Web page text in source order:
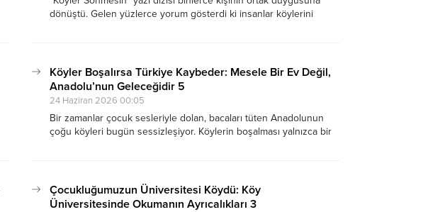
dönüştü. Gelen yüzlerce yorum gösterdi ki insanlar köylerini
Köyler Boşalırsa Türkiye Kaybeder: Mesele Bir Ev Değil,
Anadolu’nun Geleceğidir 5
24 Haziran 2026 00:05
Bir zamanlar çocuk sesleriyle dolan, bacaları tüten Anadolunun
çoğu köyleri bugün sessizleşiyor. Köylerin boşalması yalnızca bir
Çocukluğumuzun Üniversitesi Köydü: Köy
Üniversitesinde Okumanın Ayrıcalıkları 3